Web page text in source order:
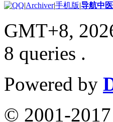
|Archiver|手机版|导航中
GMT+8,
8 queries .
Powered by
© 2001-2017